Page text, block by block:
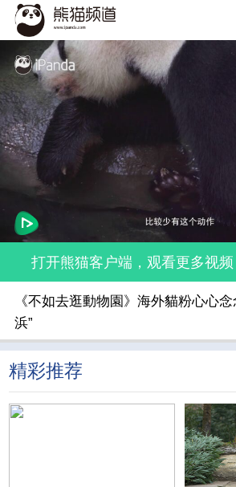
打开熊猫客户端，观看更多视
《不如去逛動物園》海外貓粉心心
浜”
精彩推荐